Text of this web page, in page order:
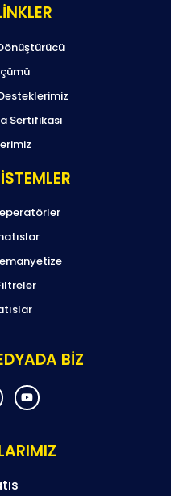
Sertifikası
BİZ
Y
o
u
b
e